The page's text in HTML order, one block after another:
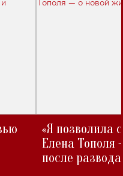
«Я позволила
Елена Тополя
после развода